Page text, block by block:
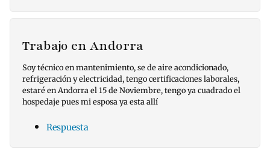
Trabajo en Andorra
Soy técnico en mantenimiento, se de aire acondicionado,
refrigeración y electricidad, tengo certificaciones laborales,
estaré en Andorra el 15 de Noviembre, tengo ya cuadrado el
hospedaje pues mi esposa ya esta allí
Respuesta